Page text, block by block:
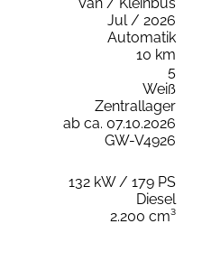
Jul / 2026
Automatik
10 km
5
Weiß
Zentrallager
ab ca. 07.10.2026
GW-V4926
132 kW / 179 PS
Diesel
2.200 cm³